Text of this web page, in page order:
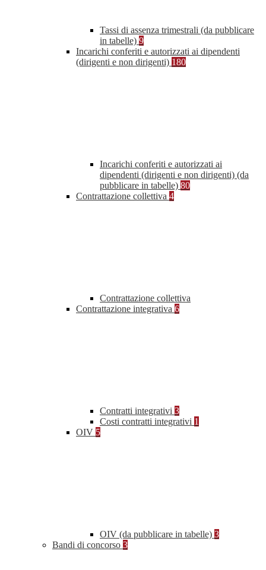
Tassi di assenza trimestrali (da pubblicare
in tabelle) 9
Incarichi conferiti e autorizzati ai dipendenti
(dirigenti e non dirigenti) 180
Incarichi conferiti e autorizzati ai
dipendenti (dirigenti e non dirigenti) (da
pubblicare in tabelle) 80
Contrattazione collettiva 4
Contrattazione collettiva
Contrattazione integrativa 6
Contratti integrativi 3
Costi contratti integrativi 1
OIV 5
OIV (da pubblicare in tabelle) 3
Bandi di concorso 3